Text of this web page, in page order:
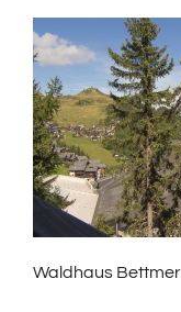
Waldhaus